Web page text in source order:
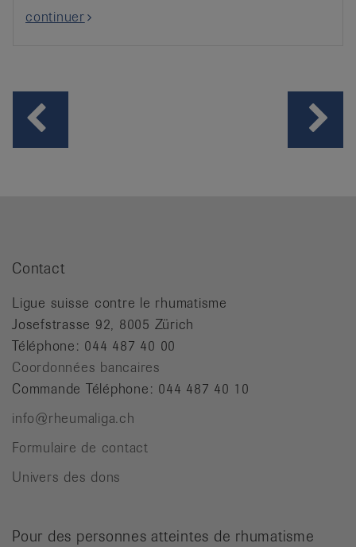
continuer
Contact
Ligue suisse contre le rhumatisme
Josefstrasse 92, 8005 Zürich
Téléphone: 044 487 40 00
Coordonnées bancaires
Commande Téléphone: 044 487 40 10
info@rheumaliga.ch
Formulaire de contact
Univers des dons
Pour des personnes atteintes de rhumatisme